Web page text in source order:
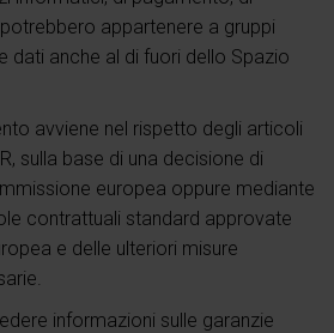
appartenere a gruppi
dati anche al di fuori dello Spazio
avviene nel rispetto degli articoli
sulla base di una decisione di
europea oppure mediante
contrattuali standard approvate
e delle ulteriori misure
informazioni sulle garanzie